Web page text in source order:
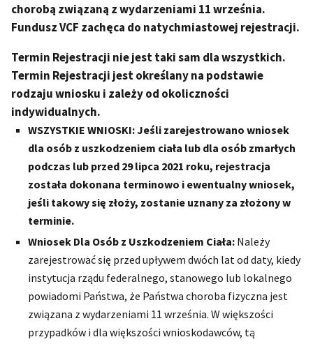
chorobą związaną z wydarzeniami 11 września.
Fundusz VCF zachęca do natychmiastowej rejestracji.
Termin Rejestracji nie jest taki sam dla wszystkich.
Termin Rejestracji jest określany na podstawie
rodzaju wniosku i zależy od okoliczności
indywidualnych.
WSZYSTKIE WNIOSKI: Jeśli zarejestrowano wniosek
dla osób z uszkodzeniem ciała lub dla osób zmarłych
podczas lub przed 29 lipca 2021 roku, rejestracja
została dokonana terminowo i ewentualny wniosek,
jeśli takowy się złoży, zostanie uznany za złożony w
terminie.
Wniosek Dla Osób z Uszkodzeniem Ciała: Należy
zarejestrować się przed upływem dwóch lat od daty, kiedy
instytucja rządu federalnego, stanowego lub lokalnego
powiadomi Państwa, że Państwa choroba fizyczna jest
związana z wydarzeniami 11 września. W większości
przypadków i dla większości wnioskodawców, tą